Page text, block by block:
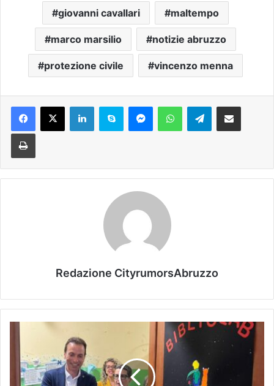
giovanni cavallari maltempo
marco marsilio notizie abruzzo
protezione civile vincenzo menna
Telegram
Redazione CityrumorsAbruzzo